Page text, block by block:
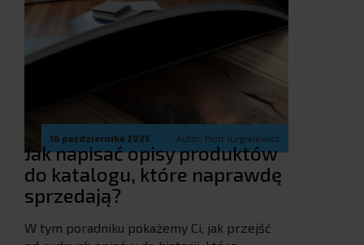
16 października 2025 Autor: Piotr Jurgielewicz
Jak napisać opisy produktów
do katalogu, które naprawdę
sprzedają?
W tym poradniku pokażemy Ci, jak przejść